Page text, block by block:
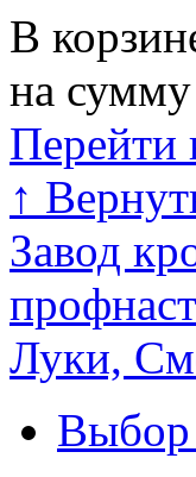
В
на сумму
Перейти
↑
Завод
Луки,
Выбор